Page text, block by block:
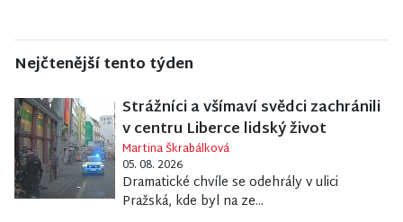
Nejčtenější tento týden
Strážníci a všímaví svědci zachránili
v centru Liberce lidský život
Martina Škrabálková
05. 08. 2026
Dramatické chvíle se odehrály v ulici
Pražská, kde byl na ze...